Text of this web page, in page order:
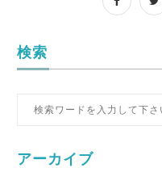
検索
アーカイブ